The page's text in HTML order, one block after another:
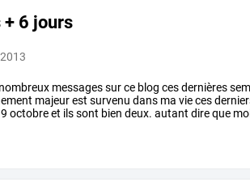
+ 6 jours
nombreux messagessurce blog cesdernières
majeurest survenu dans ma vieces
octobreet ilssont bien deux. autant direque